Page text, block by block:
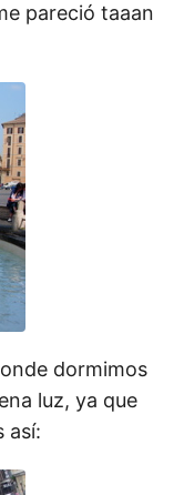
pareció taaan
dormimos
luz, ya que
así: